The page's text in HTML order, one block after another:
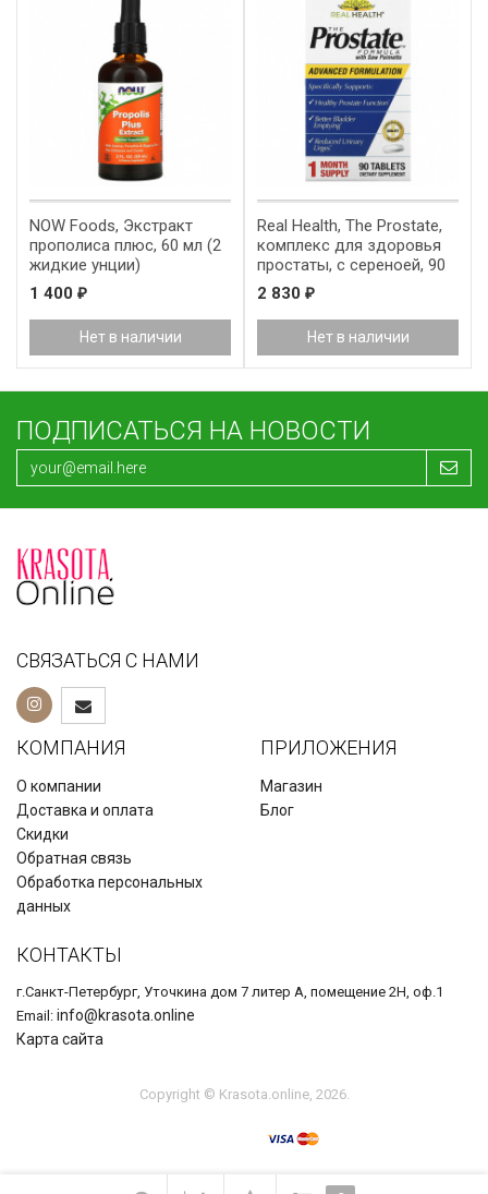
NOW Foods, Экстракт
прополиса плюс, 60 мл (2
жидкие унции)
1 400 ₽
Нет в наличии
Real Health, The Prostate,
комплекс для здоровья
простаты, с сереноей, 90
таблеток
2 830 ₽
Нет в наличии
ПОДПИСАТЬСЯ НА НОВОСТИ
СВЯЗАТЬСЯ С НАМИ
КОМПАНИЯ
О компании
Доставка и оплата
Скидки
Обратная связь
Обработка персональных
данных
ПРИЛОЖЕНИЯ
Магазин
Блог
КОНТАКТЫ
г.Санкт-Петербург, Уточкина дом 7 литер А, помещение 2Н, оф.1
Email: info@krasota.online
Карта сайта
Copyright © Krasota.online, 2026.